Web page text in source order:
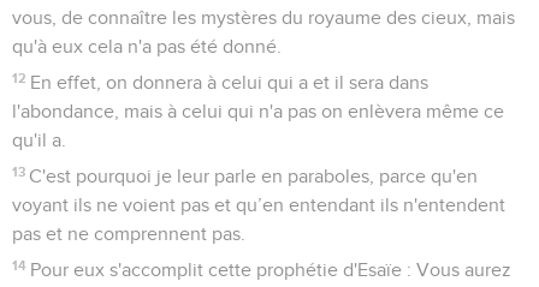
vous, de connaître les mystères du royaume des cieux, mais
qu'à eux cela n'a pas été donné.
12 En effet, on donnera à celui qui a et il sera dans
l'abondance, mais à celui qui n'a pas on enlèvera même ce
qu'il a.
13 C'est pourquoi je leur parle en paraboles, parce qu'en
voyant ils ne voient pas et qu’en entendant ils n'entendent
pas et ne comprennent pas.
14 Pour eux s'accomplit cette prophétie d'Esaïe : Vous aurez